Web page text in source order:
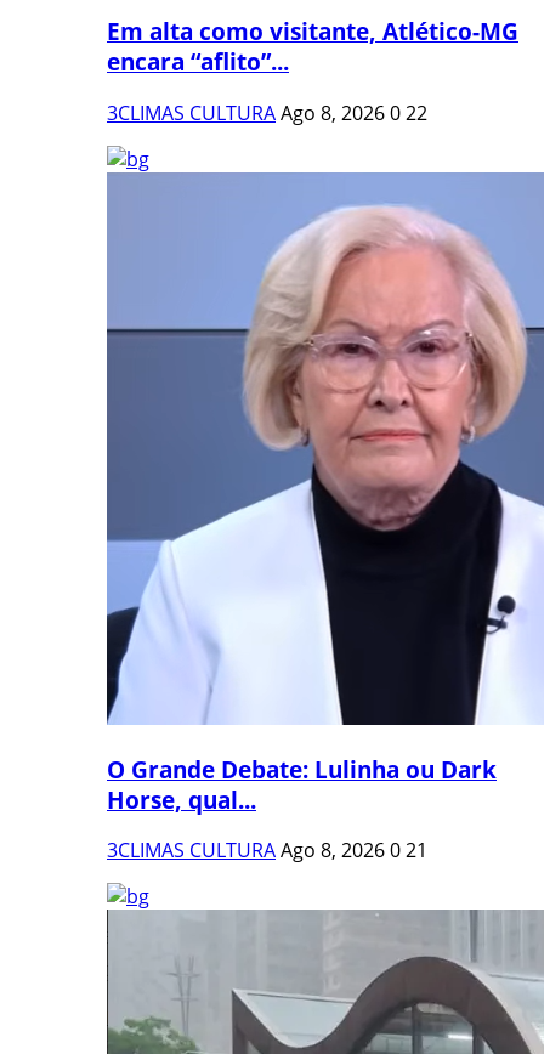
Em alta como visitante, Atlético-MG
encara “aflito”...
3CLIMAS CULTURAAgo 8, 2026022
O Grande Debate: Lulinha ou Dark
Horse, qual...
3CLIMAS CULTURAAgo 8, 2026021